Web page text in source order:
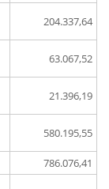
204.337,64
63.067,52
21.396,19
580.195,55
786.076,41